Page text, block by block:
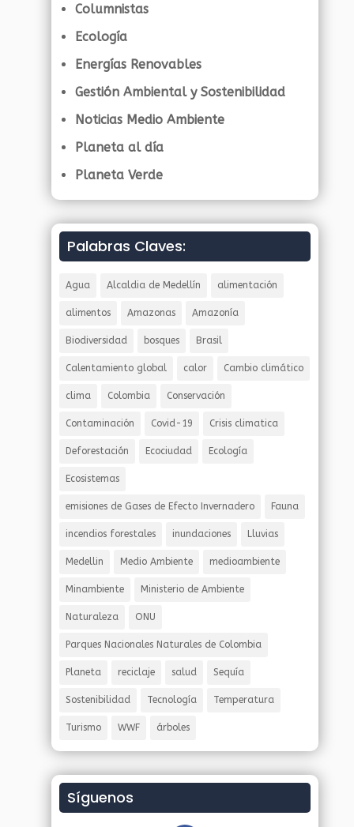
Columnistas
Ecología
Energías Renovables
Gestión Ambiental y Sostenibilidad
Noticias Medio Ambiente
Planeta al día
Planeta Verde
Palabras Claves:
Agua Alcaldia de Medellín alimentación
alimentos Amazonas Amazonía
Biodiversidad bosques Brasil
Calentamiento global calor Cambio climático
clima Colombia Conservación
Contaminación Covid-19 Crisis climatica
Deforestación Ecociudad Ecología
Ecosistemas
emisiones de Gases de Efecto Invernadero Fauna
incendios forestales inundaciones Lluvias
Medellin Medio Ambiente medioambiente
Minambiente Ministerio de Ambiente
Naturaleza ONU
Parques Nacionales Naturales de Colombia
Planeta reciclaje salud Sequía
Sostenibilidad Tecnología Temperatura
Turismo WWF árboles
Síguenos